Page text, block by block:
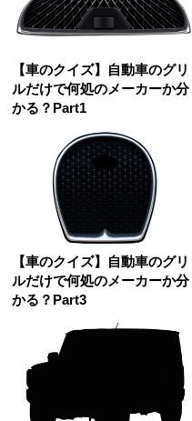
【車のクイズ】自動車のグリ
ルだけで何処のメーカーか分
かる？Part1
【車のクイズ】自動車のグリ
ルだけで何処のメーカーか分
かる？Part3